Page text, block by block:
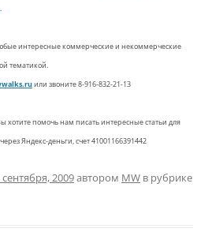
.
интересные коммерческие и некоммерческие
тематикой.
или звоните 8-916-832-21-13
хотите помочь нам писать интересные статьи для
Яндекс-деньги, счет 41001166391442
сентября, 2009автором MW в рубрике